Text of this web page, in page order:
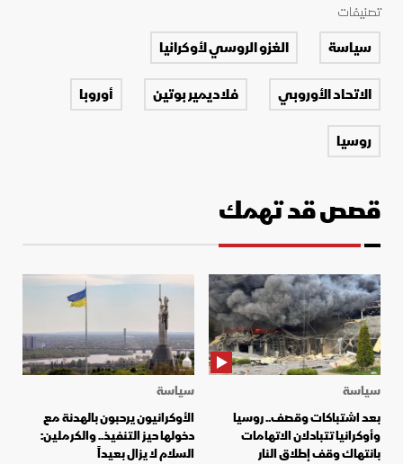
تصنيفات
سياسة
الغزو الروسي لأوكرانيا
الاتحاد الأوروبي
فلاديمير بوتين
أوروبا
روسيا
قصص قد تهمك
سياسة
بعد اشتباكات وقصف.. روسيا
وأوكرانيا تتبادلان الاتهامات
بانتهاك وقف إطلاق النار
سياسة
الأوكرانيون يرحبون بالهدنة مع
دخولها حيز التنفيذ.. والكرملين:
السلام لا يزال بعيداً